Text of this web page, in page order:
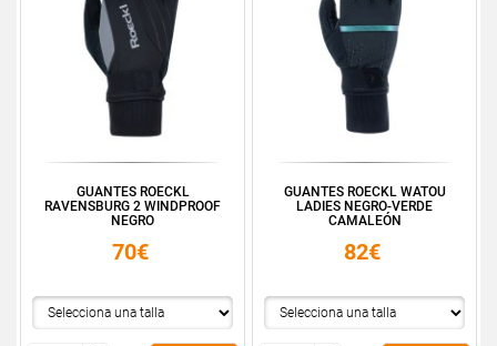
GUANTES ROECKL
RAVENSBURG 2 WINDPROOF
NEGRO
70€
GUANTES ROECKL WATOU
LADIES NEGRO-VERDE
CAMALEÓN
82€